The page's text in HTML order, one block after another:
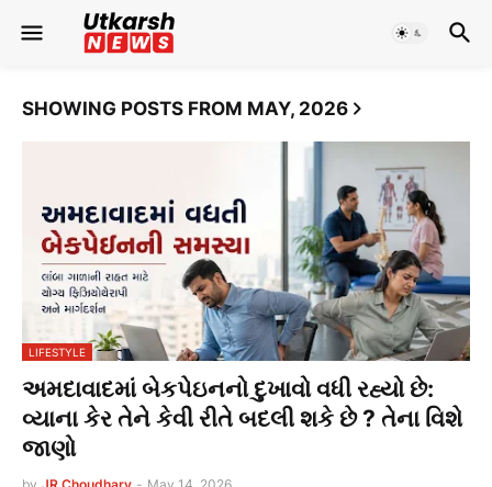
SHOWING POSTS FROM MAY, 2026
LIFESTYLE
અમદાવાદમાં બેકપેઇનનો દુખાવો વધી રહ્યો છે:
વ્યાના કેર તેને કેવી રીતે બદલી શકે છે ? તેના વિશે
જાણો